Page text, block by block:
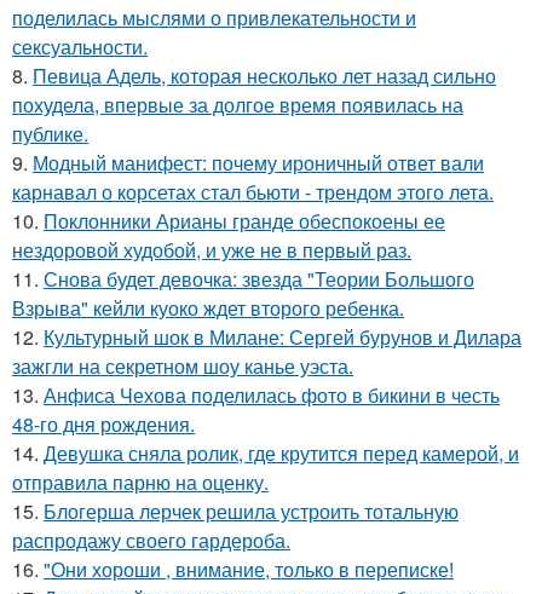
поделилась мыслями о привлекательности и
сексуальности.
8. Певица Адель, которая несколько лет назад сильно
похудела, впервые за долгое время появилась на
публике.
9. Модный манифест: почему ироничный ответ вали
карнавал о корсетах стал бьюти - трендом этого лета.
10. Поклонники Арианы гранде обеспокоены ее
нездоровой худобой, и уже не в первый раз.
11. Снова будет девочка: звезда "Теории Большого
Взрыва" кейли куоко ждет второго ребенка.
12. Культурный шок в Милане: Сергей бурунов и Дилара
зажгли на секретном шоу канье уэста.
13. Анфиса Чехова поделилась фото в бикини в честь
48-го дня рождения.
14. Девушка сняла ролик, где крутится перед камерой, и
отправила парню на оценку.
15. Блогерша лерчек решила устроить тотальную
распродажу своего гардероба.
16. "Они хороши , внимание, только в переписке!